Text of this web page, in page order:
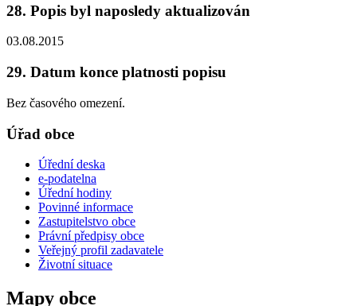
28. Popis byl naposledy aktualizován
03.08.2015
29. Datum konce platnosti popisu
Bez časového omezení.
Úřad obce
Úřední deska
e-podatelna
Úřední hodiny
Povinné informace
Zastupitelstvo obce
Právní předpisy obce
Veřejný profil zadavatele
Životní situace
Mapy obce